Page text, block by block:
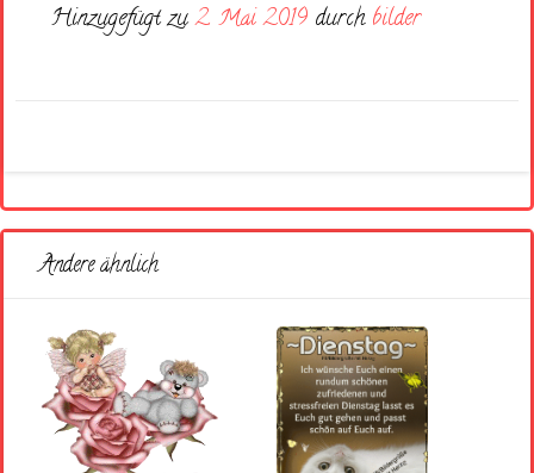
Hinzugefügt zu2. Mai 2019 durch bilder
Andere ähnlich